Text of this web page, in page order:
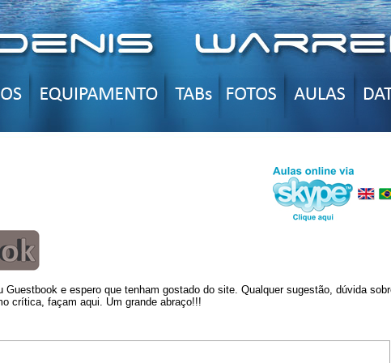
Guestbook e espero que tenham gostado do site. Qualquer sugestão, dúvida
crítica, façam aqui. Um grande abraço!!!